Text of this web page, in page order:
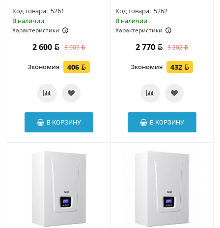
Код товара: 5261
В наличии
Характеристики
2 600 3 005
Экономия 406
В КОРЗИНУ
Код товара: 5262
В наличии
Характеристики
2 770 3 202
Экономия 432
В КОРЗИНУ